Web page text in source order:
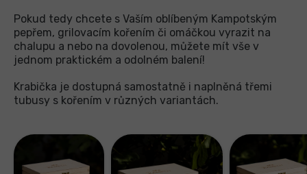
Pokud tedy chcete s Vaším oblíbeným Kampotským
pepřem, grilovacím kořením či omáčkou vyrazit na
chalupu a nebo na dovolenou, můžete mít vše v
jednom praktickém a odolném balení!
Krabička je dostupná samostatně i naplněná třemi
tubusy s kořením v různých variantách.